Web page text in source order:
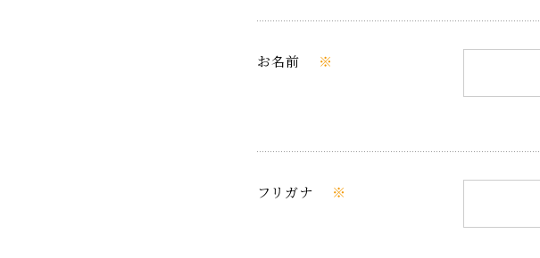
お名前 ※
フリガナ ※